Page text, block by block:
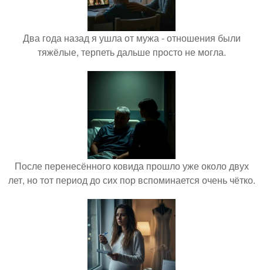
Два года назад я ушла от мужа - отношения были
тяжёлые, терпеть дальше просто не могла.
После перенесённого ковида прошло уже около двух
лет, но тот период до сих пор вспоминается очень чётко.